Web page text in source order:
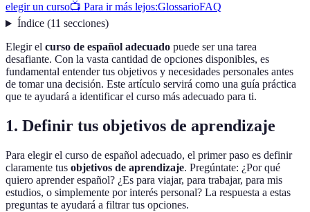
elegir un curso📺 Para ir más lejos:GlossarioFAQ
Índice(11 secciones)
Elegir el curso de español adecuado puede ser una tarea
desafiante. Con la vasta cantidad de opciones disponibles, es
fundamental entender tus objetivos y necesidades personales antes
de tomar una decisión. Este artículo servirá como una guía práctica
que te ayudará a identificar el curso más adecuado para ti.
1. Definir tus objetivos de aprendizaje
Para elegir el curso de español adecuado, el primer paso es definir
claramente tus objetivos de aprendizaje. Pregúntate: ¿Por qué
quiero aprender español? ¿Es para viajar, para trabajar, para mis
estudios, o simplemente por interés personal? La respuesta a estas
preguntas te ayudará a filtrar tus opciones.